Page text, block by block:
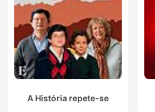
A História repete-se